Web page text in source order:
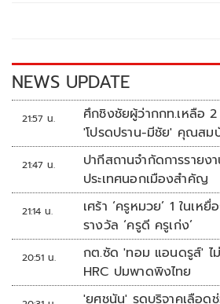
k k
NEWS UPDATE
21:57 น.
ศึกชิงชัยผู้ว่ากกท.เหลือ
'โปรดปราน-มีชัย' คุณสม
21:47 น.
ปากีสถานจำกัดการรายง
ประเทศนอกเมืองสำคัญ
21:14 น.
เศร้า ‘ครูหมวย’ 1 ในเห
รางวัล ‘ครูดี ครูเก่ง’
20:51 น.
กต.ซัด 'ทอม แอนดรูส์' ไ
HRC ปมพาดพิงไทย
'ยศชนัน' รุดบริจาคเลือด